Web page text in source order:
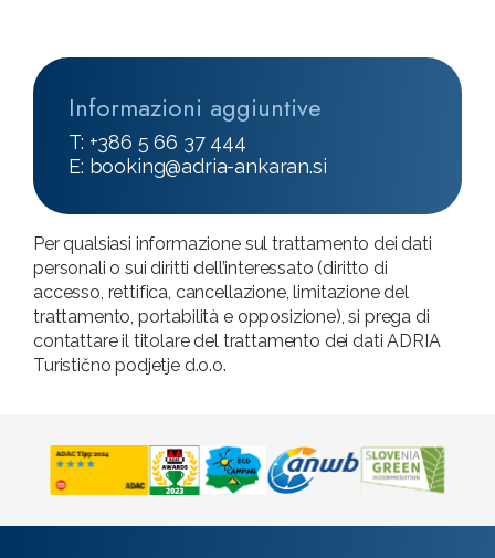
Informazioni aggiuntive
T: +386 5 66 37 444
E: booking@adria-ankaran.si
Per qualsiasi informazione sul trattamento dei dati
personali o sui diritti dell’interessato (diritto di
accesso, rettifica, cancellazione, limitazione del
trattamento, portabilità e opposizione), si prega di
contattare il titolare del trattamento dei dati ADRIA
Turistično podjetje d.o.o.